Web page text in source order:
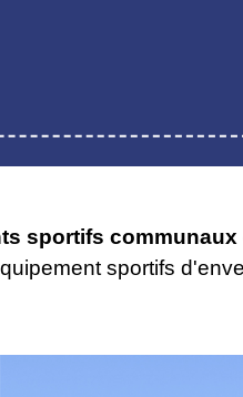
sportifs
sportifs